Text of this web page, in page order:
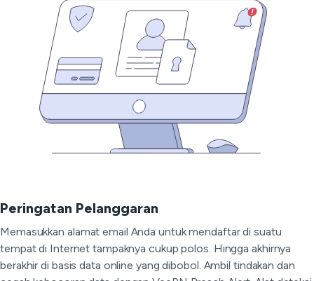
Peringatan Pelanggaran
Memasukkan alamat email Anda untuk mendaftar di suatu
tempat di Internet tampaknya cukup polos. Hingga akhirnya
berakhir di basis data online yang dibobol. Ambil tindakan dan